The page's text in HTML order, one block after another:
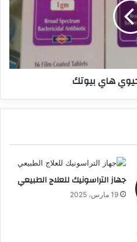
هاي بيوتك
جهاز التراسونيك للعلاج الطبيعي
19 مارس، 2025